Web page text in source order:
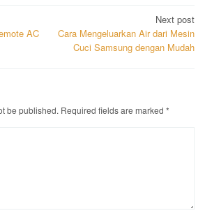
AC
Next post
Cara Mengeluarkan Air dari Mesin
Cuci Samsung dengan Mudah
be published. Required fields are marked *